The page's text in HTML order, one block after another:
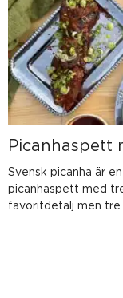
Picanhaspett
Svensk picanha är
picanhaspett med
favoritdetalj men tre